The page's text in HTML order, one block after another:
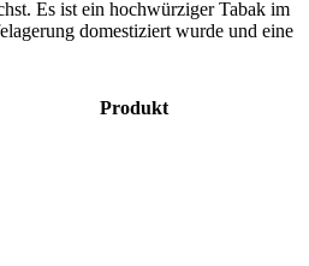
Es ist ein hochwürziger Tabak im
domestiziert wurde und eine
Produkt